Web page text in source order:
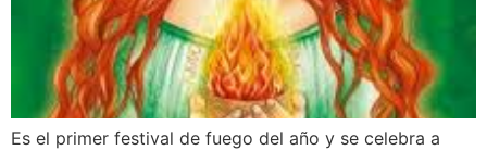
Es el primer festival de fuego del año y se celebra a